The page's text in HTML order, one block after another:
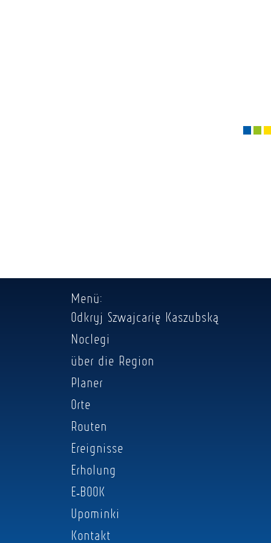
Menü:
Odkryj Szwajcarię Kaszubską
Noclegi
über die Region
Planer
Orte
Routen
Ereignisse
Erholung
E-BOOK
Upominki
Kontakt